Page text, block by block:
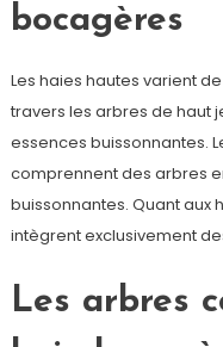
bocagères
Les haies hautes varient
travers les arbres de haut
essences buissonnantes.
comprennent des arbres
buissonnantes. Quant aux
intègrent exclusivement
Les arbres